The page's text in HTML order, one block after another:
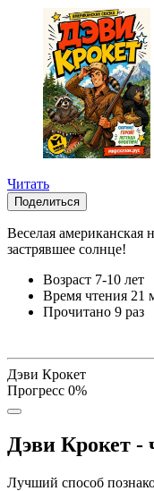
Читать
Поделиться
Веселая американская
застрявшее солнце!
Возраст 7-10 лет
Время чтения 21
Прочитано 9 раз
Дэви Крокет
Прогресс 0%
Дэви Крокет -
Лучший способ